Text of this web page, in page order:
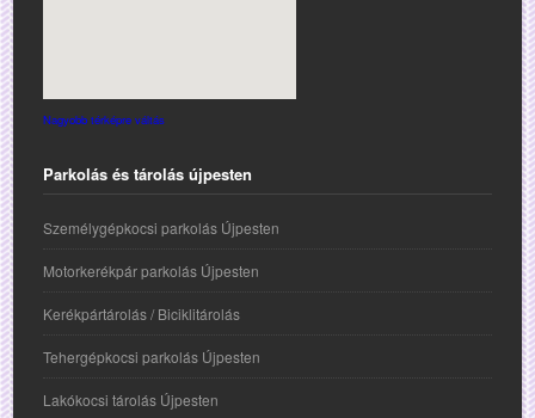
Nagyobb térképre váltás
Parkolás és tárolás újpesten
Személygépkocsi parkolás Újpesten
Motorkerékpár parkolás Újpesten
Kerékpártárolás / Biciklitárolás
Tehergépkocsi parkolás Újpesten
Lakókocsi tárolás Újpesten